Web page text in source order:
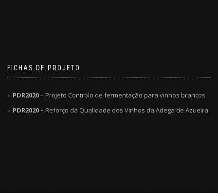
FICHAS DE PROJETO
PDR2020– Projeto Controlo de fermentação para vinhos brancos
PDR2020 – Reforço da Qualidade dos Vinhos da Adega de Azueira